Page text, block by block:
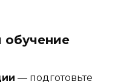
обучение
— подготовьте